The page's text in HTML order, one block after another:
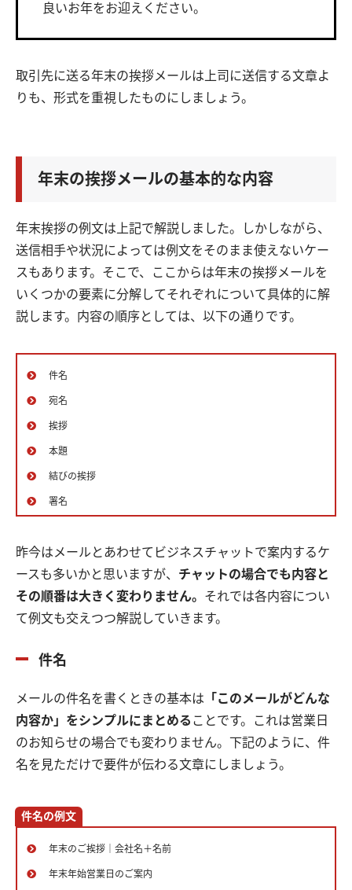
良いお年をお迎えください。
取引先に送る年末の挨拶メールは上司に送信する文章よ
りも、形式を重視したものにしましょう。
年末の挨拶メールの基本的な内容
年末挨拶の例文は上記で解説しました。しかしながら、
送信相手や状況によっては例文をそのまま使えないケー
スもあります。そこで、ここからは年末の挨拶メールを
いくつかの要素に分解してそれぞれについて具体的に解
説します。内容の順序としては、以下の通りです。
件名
宛名
挨拶
本題
結びの挨拶
署名
昨今はメールとあわせてビジネスチャットで案内するケ
ースも多いかと思いますが、 チャットの場合でも内容と
その順番は大きく変わりません。 それでは各内容につい
て例文も交えつつ解説していきます。
件名
メールの件名を書くときの基本は 「このメールがどんな
内容か」をシンプルにまとめる ことです。これは営業日
のお知らせの場合でも変わりません。下記のように、件
名を見ただけで要件が伝わる文章にしましょう。
件名の例文
年末のご挨拶｜会社名＋名前
年末年始営業日のご案内